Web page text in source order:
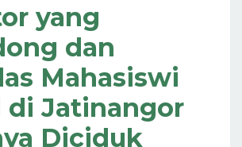
yang
dan
Mahasiswi
di Jatinangor
Diciduk